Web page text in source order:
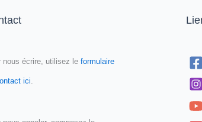
nous écrire, utilisez le formulaire
ici.